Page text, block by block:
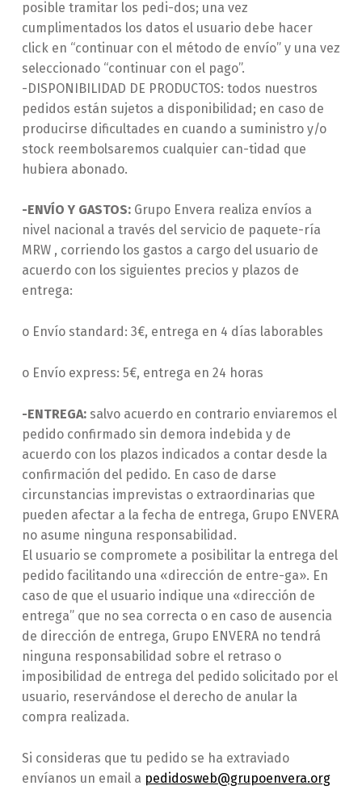
posible tramitar los pedi-dos; una vez
cumplimentados los datos el usuario debe hacer
click en “continuar con el método de envío” y una vez
seleccionado “continuar con el pago”.
-DISPONIBILIDAD DE PRODUCTOS: todos nuestros
pedidos están sujetos a disponibilidad; en caso de
producirse dificultades en cuando a suministro y/o
stock reembolsaremos cualquier can-tidad que
hubiera abonado.
-ENVÍO Y GASTOS:Grupo Envera realiza envíos a
nivel nacional a través del servicio de paquete-ría
MRW , corriendo los gastos a cargo del usuario de
acuerdo con los siguientes precios y plazos de
entrega:
o Envío standard: 3€, entrega en 4 días laborables
o Envío express: 5€, entrega en 24 horas
-ENTREGA:salvo acuerdo en contrario enviaremos el
pedido confirmado sin demora indebida y de
acuerdo con los plazos indicados a contar desde la
confirmación del pedido. En caso de darse
circunstancias imprevistas o extraordinarias que
pueden afectar a la fecha de entrega, Grupo ENVERA
no asume ninguna responsabilidad.
El usuario se compromete a posibilitar la entrega del
pedido facilitando una «dirección de entre-ga». En
caso de que el usuario indique una «dirección de
entrega” que no sea correcta o en caso de ausencia
de dirección de entrega, Grupo ENVERA no tendrá
ninguna responsabilidad sobre el retraso o
imposibilidad de entrega del pedido solicitado por el
usuario, reservándose el derecho de anular la
compra realizada.
Si consideras que tu pedido se ha extraviado
envíanos un email a pedidosweb@grupoenvera.org